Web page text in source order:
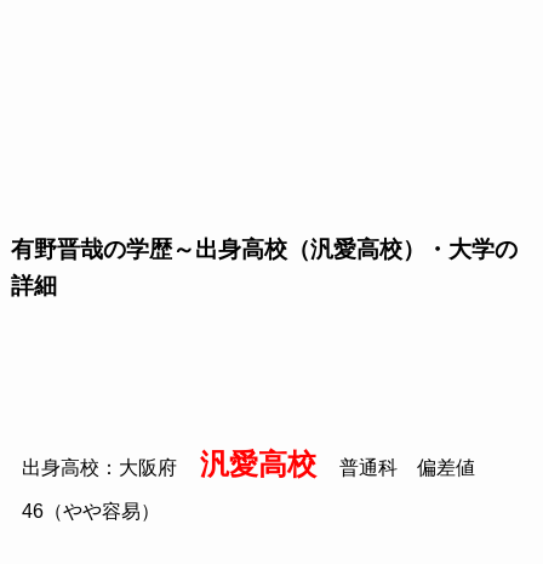
有野晋哉の学歴～出身高校（汎愛高校）・大学の
詳細
出身高校：大阪府 汎愛高校 普通科 偏差値
46（やや容易）